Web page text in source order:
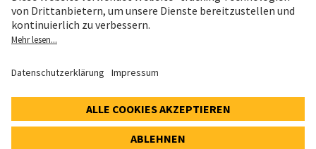
62,30 CHF
-0,40 CHF (-0,64%)
© 2026 Implenia AG